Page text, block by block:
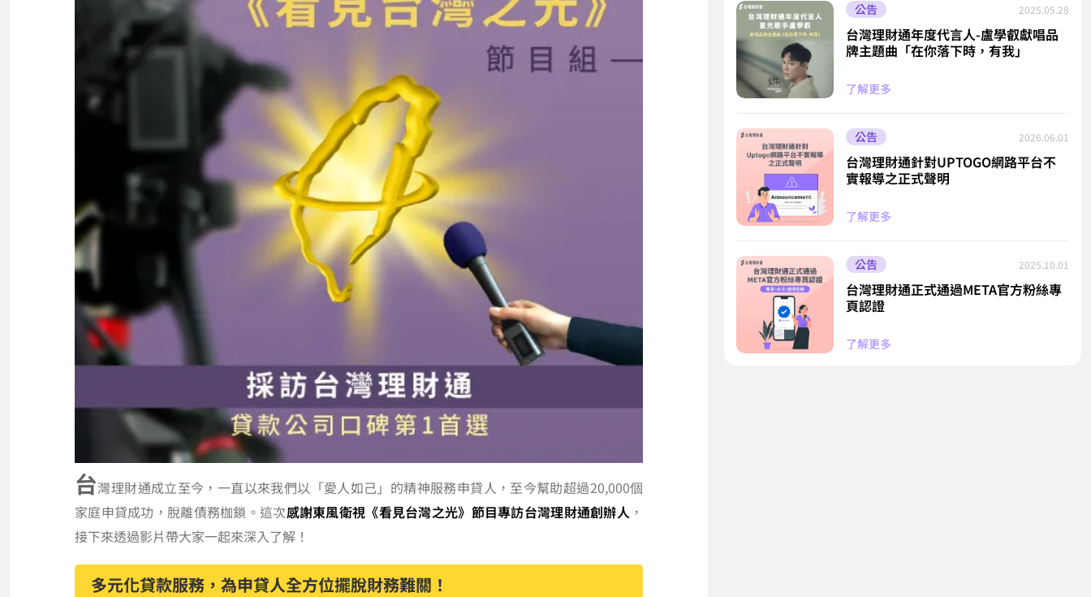
台灣理財通成立至今，一直以來我們以「愛人如己」的精神服務申貸人，至今幫助超過20,000個
家庭申貸成功，脫離債務枷鎖。這次感謝東風衛視《看見台灣之光》節目專訪台灣理財通創辦人 ，
接下來透過影片帶大家一起來深入了解！
多元化貸款服務，為申貸人全方位擺脫財務難關！
公告 2025.05.28
台灣理財通年度代言人-盧學叡獻唱品
牌主題曲「在你落下時，有我」
了解更多
公告 2026.06.01
台灣理財通針對UPTOGO網路平台不
實報導之正式聲明
了解更多
公告 2025.10.01
台灣理財通正式通過META官方粉絲專
頁認證
了解更多